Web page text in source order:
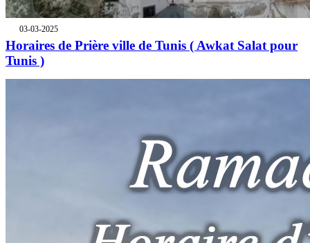
03-03-2025
Horaires de Prière ville de Tunis ( Awkat Salat pour
Tunis )